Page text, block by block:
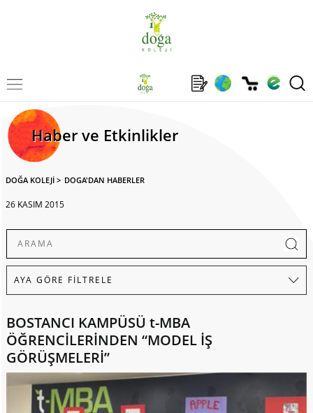
Haber ve Etkinlikler
DOĞA KOLEJİ > DOGA'DAN HABERLER
26 KASIM 2015
BOSTANCI KAMPÜSÜ t-MBA
ÖĞRENCİLERİNDEN “MODEL İŞ
GÖRÜŞMELERİ”